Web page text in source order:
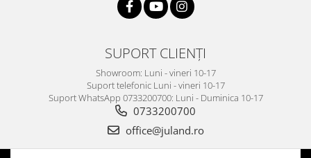
SUPORT CLIENȚI
Showroom: Luni - vineri 10-17
Suport telefonic Luni - vineri 10-17
Suport WhatsApp 0733200700: Luni - Duminica 10-17
0733200700
office@juland.ro